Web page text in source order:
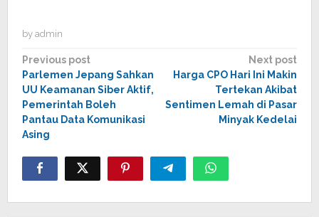
by admin
Post
navigation
Previous post
Parlemen Jepang Sahkan
UU Keamanan Siber Aktif,
Pemerintah Boleh
Pantau Data Komunikasi
Asing
Next post
Harga CPO Hari Ini Makin
Tertekan Akibat
Sentimen Lemah di Pasar
Minyak Kedelai